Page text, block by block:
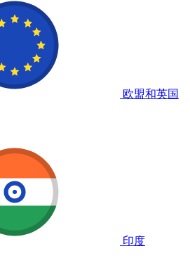
欧盟和英国
印度